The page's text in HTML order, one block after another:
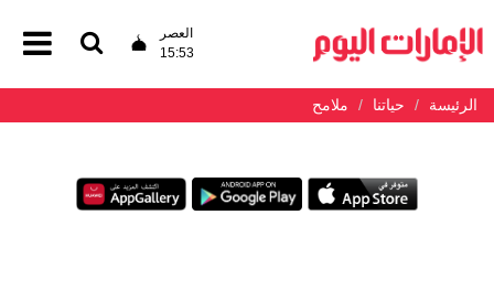
العصر
15:53
الرئيسة حياتنا ملامح